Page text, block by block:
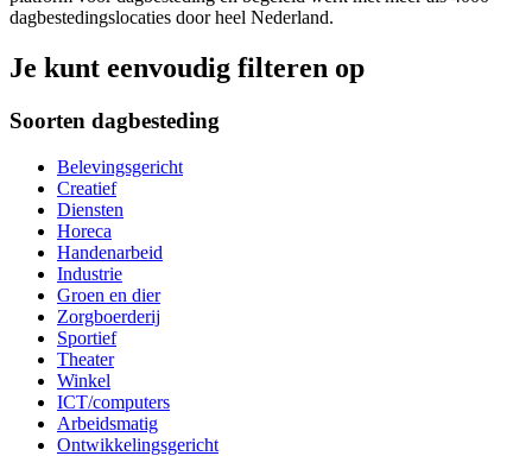
dagbestedingslocaties door heel Nederland.
Je kunt eenvoudig filteren op
Soorten dagbesteding
Belevingsgericht
Creatief
Diensten
Horeca
Handenarbeid
Industrie
Groen en dier
Zorgboerderij
Sportief
Theater
Winkel
ICT/computers
Arbeidsmatig
Ontwikkelingsgericht